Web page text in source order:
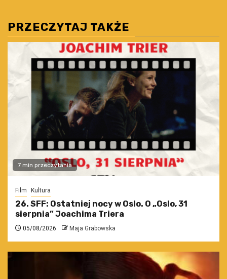
PRZECZYTAJ TAKŻE
7 min przeczytania
Film Kultura
26. SFF: Ostatniej nocy w Oslo. O „Oslo, 31
sierpnia” Joachima Triera
05/08/2026 Maja Grabowska